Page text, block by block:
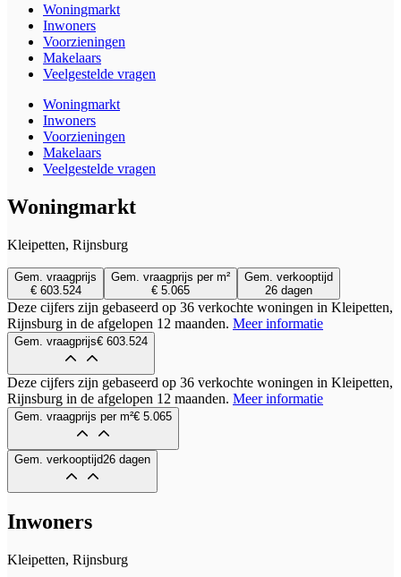
Woningmarkt
Inwoners
Voorzieningen
Makelaars
Veelgestelde vragen
Woningmarkt
Inwoners
Voorzieningen
Makelaars
Veelgestelde vragen
Woningmarkt
Kleipetten, Rijnsburg
Gem. vraagprijs
€ 603.524
Gem. vraagprijs per m²
€ 5.065
Gem. verkooptijd
26 dagen
Deze cijfers zijn gebaseerd op 36 verkochte woningen in Kleipetten,
Rijnsburg in de afgelopen 12 maanden. Meer informatie
Gem. vraagprijs€ 603.524
Deze cijfers zijn gebaseerd op 36 verkochte woningen in Kleipetten,
Rijnsburg in de afgelopen 12 maanden. Meer informatie
Gem. vraagprijs per m²€ 5.065
Gem. verkooptijd26 dagen
Inwoners
Kleipetten, Rijnsburg